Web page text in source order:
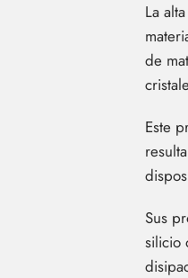
La
de
Este
Sus
silicio